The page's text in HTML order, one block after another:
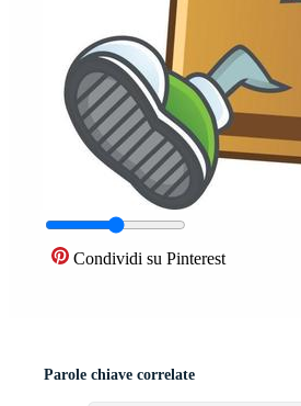
Condividi su Pinterest
Parole chiave correlate